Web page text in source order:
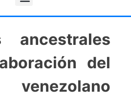
ancestrales
del